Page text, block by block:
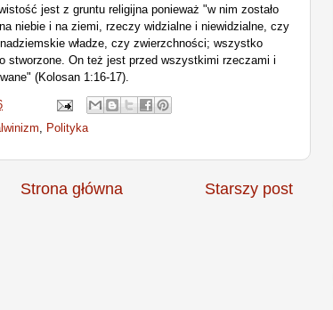
jest z gruntu religijna ponieważ "w nim zostało
niebie i na ziemi, rzeczy widzialne i niewidzialne, czy
władze, czy zwierzchności; wszystko
stworzone. On też jest przed wszystkimi rzeczami i
(Kolosan 1:16-17)
, Polityka
Starszy post
Strona główna